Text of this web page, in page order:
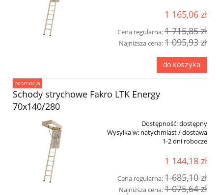
1 165,06 zł
Cena regularna:1 715,85 zł
Najniższa cena:1 095,93 zł
do koszyka
Schody strychowe Fakro LTK Energy
70x140/280
Dostępność:dostępny
Wysyłka w: natychmiast / dostawa
1-2 dni robocze
1 144,18 zł
Cena regularna:1 685,10 zł
Najniższa cena:1 075,64 zł
promocja